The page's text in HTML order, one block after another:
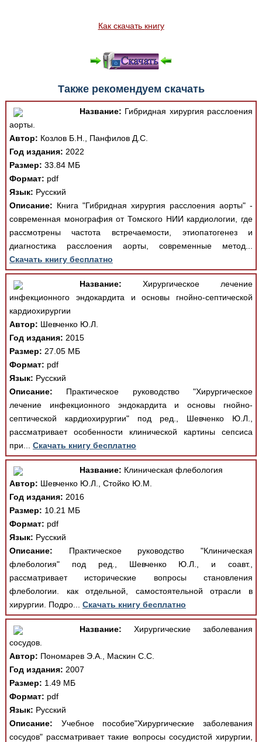
Как скачать книгу
Также рекомендуем скачать
Название: Гибридная хирургия расслоения
аорты.
Автор: Козлов Б.Н., Панфилов Д.С.
Год издания: 2022
Размер: 33.84 МБ
Формат: pdf
Язык: Русский
Описание: Книга "Гибридная хирургия расслоения аорты" -
современная монография от Томского НИИ кардиологии, где
рассмотрены частота встречаемости, этиопатогенез и
диагностика расслоения аорты, современные метод...
Скачать книгу бесплатно
Название: Хирургическое лечение
инфекционного эндокардита и основы гнойно-септической
кардиохирургии
Автор: Шевченко Ю.Л.
Год издания: 2015
Размер: 27.05 МБ
Формат: pdf
Язык: Русский
Описание: Практическое руководство "Хирургическое
лечение инфекционного эндокардита и основы гнойно-
септической кардиохирургии" под ред., Шевченко Ю.Л.,
рассматривает особенности клинической картины сепсиса
при... Скачать книгу бесплатно
Название: Клиническая флебология
Автор: Шевченко Ю.Л., Стойко Ю.М.
Год издания: 2016
Размер: 10.21 МБ
Формат: pdf
Язык: Русский
Описание: Практическое руководство "Клиническая
флебология" под ред., Шевченко Ю.Л., и соавт.,
рассматривает исторические вопросы становления
флебологии. как отдельной, самостоятельной отрасли в
хирургии. Подро... Скачать книгу бесплатно
Название: Хирургические заболевания
сосудов.
Автор: Пономарев Э.А., Маскин С.С.
Год издания: 2007
Размер: 1.49 МБ
Формат: pdf
Язык: Русский
Описание: Учебное пособие"Хирургические заболевания
сосудов" рассматривает такие вопросы сосудистой хирургии,